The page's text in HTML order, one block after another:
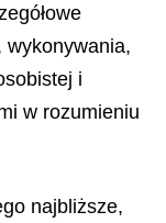
wykonywania,
i
w rozumieniu
najbliższe,